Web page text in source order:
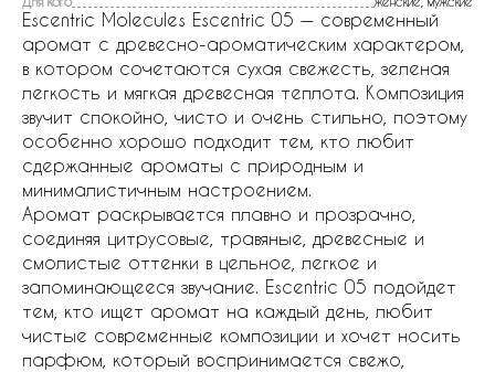
Escentric Molecules Escentric 05 — современный
аромат с древесно-ароматическим характером,
в котором сочетаются сухая свежесть, зеленая
легкость и мягкая древесная теплота. Композиция
звучит спокойно, чисто и очень стильно, поэтому
особенно хорошо подходит тем, кто любит
сдержанные ароматы с природным и
минималистичным настроением.
Аромат раскрывается плавно и прозрачно,
соединяя цитрусовые, травяные, древесные и
смолистые оттенки в цельное, легкое и
запоминающееся звучание. Escentric 05 подойдет
тем, кто ищет аромат на каждый день, любит
чистые современные композиции и хочет носить
парфюм, который воспринимается свежо,